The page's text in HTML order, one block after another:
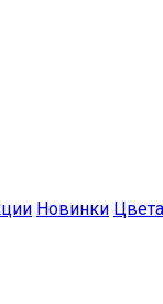
Новинки Цвета